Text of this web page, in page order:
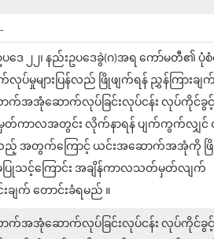
ပဒေ ၂၂၊ နည်းဥပဒေခွဲ(ဂ)အရ ကော်မတီ၏
လုပ်မှုများပြန်လည် ဖြိုဖျက်ရန် ညွှန်ကြားခ
က်အအုံဆောက်လုပ်ခြင်းလုပ်ငန်း လုပ်ကိုင်
ကာလအတွင်း လိုက်နာရန် ပျက်ကွက်လျှင်
အတွက်ကြောင့် ယင်းအဆောက်အအုံကို ဖြို
မပြုသင့်ကြောင်း အချိန်ကာလသတ်မှတ်လျက်
းချက် တောင်းခံရမည် ။
က်အအုံဆောက်လုပ်ခြင်းလုပ်ငန်း လုပ်ကိုင်